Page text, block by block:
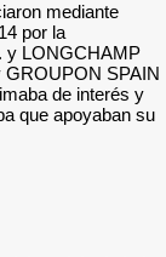
mediante
por la
y LONGCHAMP
SPAIN
de interés y
que apoyaban su